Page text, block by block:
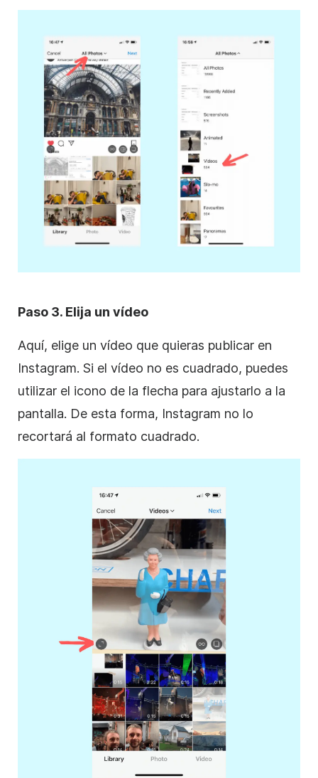
Paso 3. Elija un vídeo
Aquí, elige un vídeo que quieras publicar en
Instagram. Si el vídeo no es cuadrado, puedes
utilizar el icono de la flecha para ajustarlo a la
pantalla. De esta forma, Instagram no lo
recortará al formato cuadrado.